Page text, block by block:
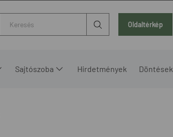
Oldaltérkép
Sajtószoba Hirdetmények Döntések